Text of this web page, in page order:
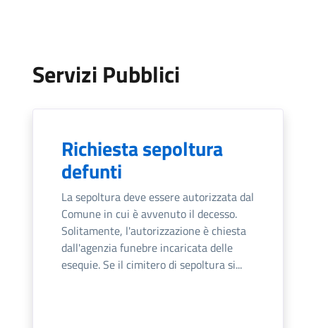
Servizi Pubblici
Richiesta sepoltura
defunti
La sepoltura deve essere autorizzata dal
Comune in cui è avvenuto il decesso.
Solitamente, l'autorizzazione è chiesta
dall'agenzia funebre incaricata delle
esequie. Se il cimitero di sepoltura si...